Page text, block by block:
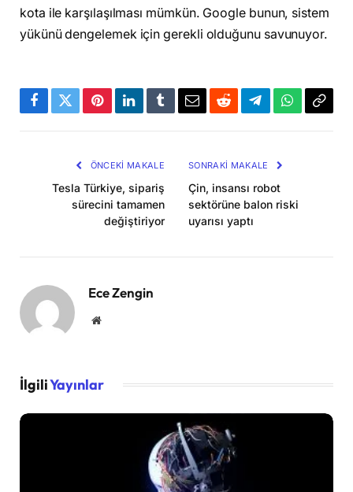
kota ile karşılaşılması mümkün. Google bunun, sistem
yükünü dengelemek için gerekli olduğunu savunuyor.
Facebook
TwitterPinterestLinkedInTumblrEmailRedditTelegramWhatsApp
ÖNCEKI MAKALE
Tesla Türkiye, sipariş
sürecini tamamen
değiştiriyor
SONRAKI MAKALE
Çin, insansı robot
sektörüne balon riski
uyarısı yaptı
Ece Zengin
Website
İlgiliYayınlar